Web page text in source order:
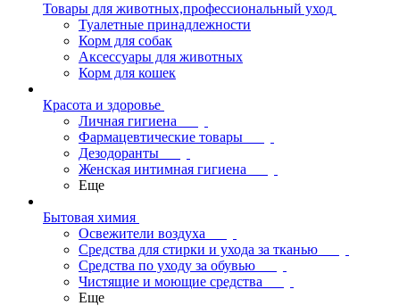
Товары для животных,профессиональный уход
Туалетные принадлежности
Корм для собак
Аксессуары для животных
Корм для кошек
Красота и здоровье
Личная гигиена
Фармацевтические товары
Дезодоранты
Женская интимная гигиена
Еще
Бытовая химия
Освежители воздуха
Средства для стирки и ухода за тканью
Средства по уходу за обувью
Чистящие и моющие средства
Еще